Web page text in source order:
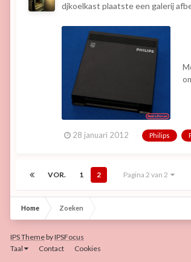
djkoelkast plaatste een galerij
28 januari 2012 Philips
VOR. 1 2 Pagina 2 van 2
Home Zoeken
IPS ThemebyIPSFocus
Taal
Contact Cookies